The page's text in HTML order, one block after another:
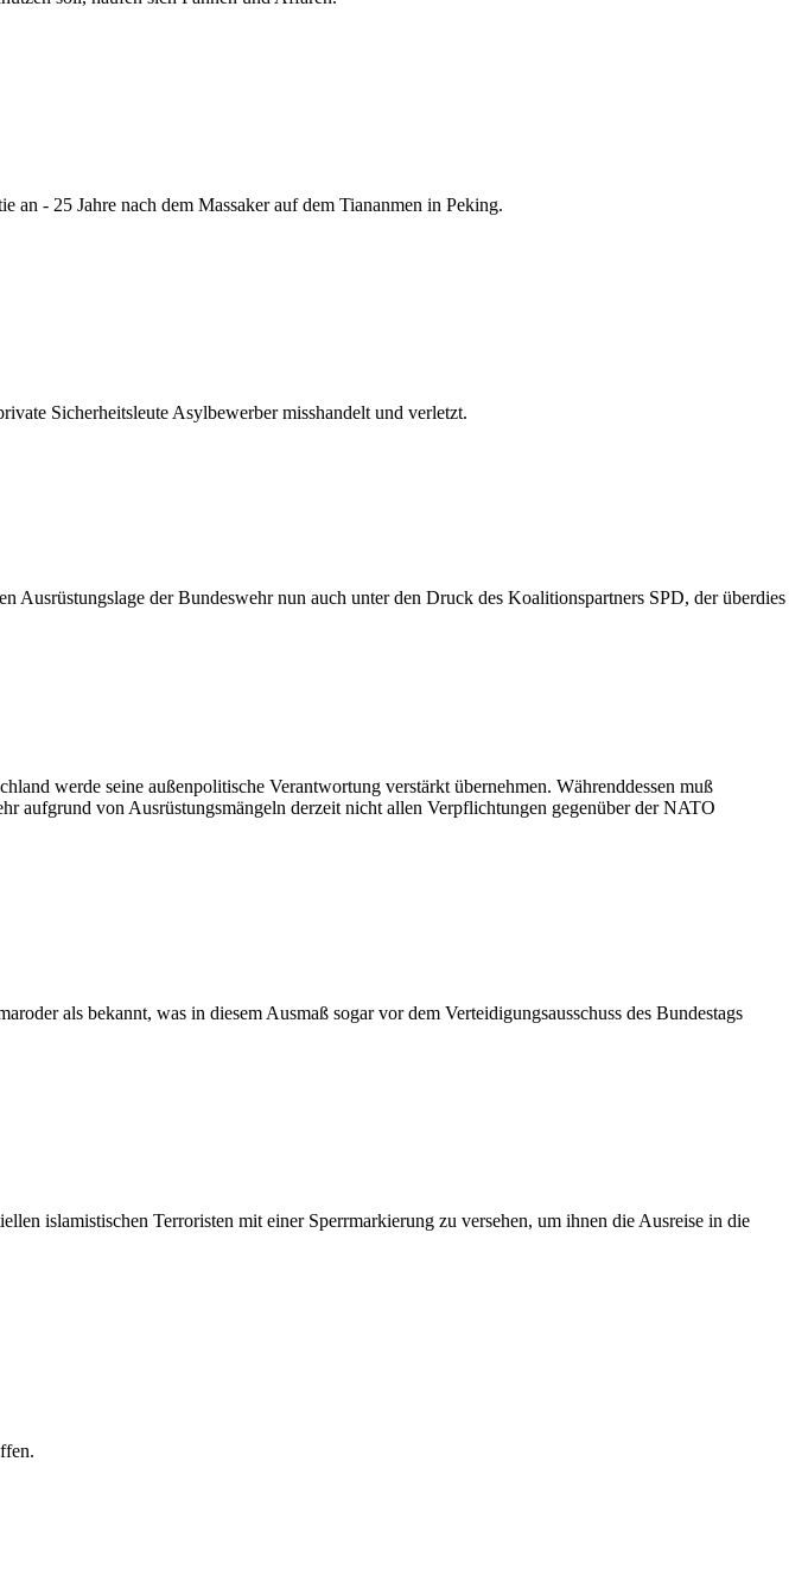
- 25 Jahre nach dem Massaker auf dem Tiananmen in Peking.
Sicherheitsleute Asylbewerber misshandelt und verletzt.
Ausrüstungslage der Bundeswehr nun auch unter den Druck des Koalitionspartners SPD, der überdies
werde seine außenpolitische Verantwortung verstärkt übernehmen. Währenddessen muß
aufgrund von Ausrüstungsmängeln derzeit nicht allen Verpflichtungen gegenüber der NATO
als bekannt, was in diesem Ausmaß sogar vor dem Verteidigungsausschuss des Bundestags
islamistischen Terroristen mit einer Sperrmarkierung zu versehen, um ihnen die Ausreise in die